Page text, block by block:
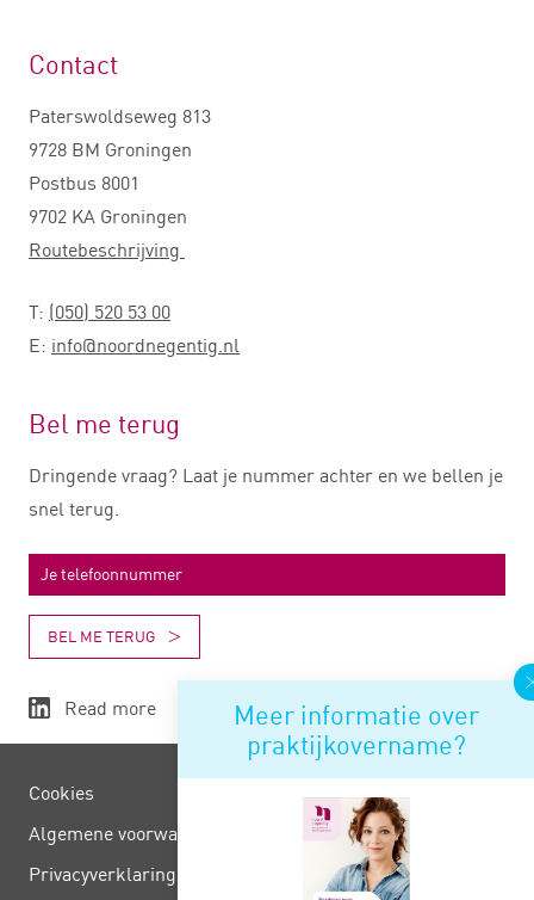
Meer informatie over
praktijkovername?
Contact
Paterswoldseweg 813
9728 BM Groningen
Postbus 8001
9702 KA Groningen
Routebeschrijving
T: (050) 520 53 00
E: info@noordnegentig.nl
Bel me terug
Dringende vraag? Laat je nummer achter en we bellen je
snel terug.
BEL ME TERUG
Read more
Cookies
Algemene voorwaarden
Privacy­verklaring